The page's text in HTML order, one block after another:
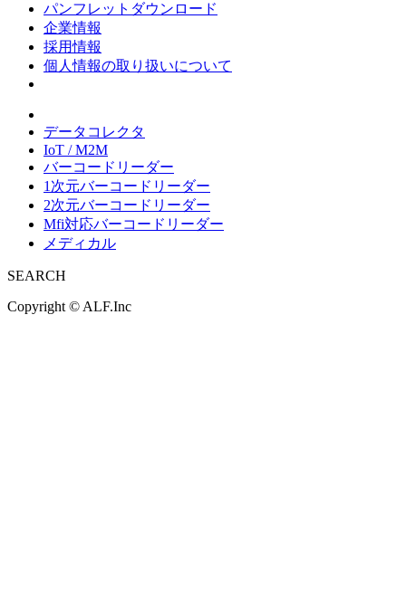
パンフレットダウンロード
企業情報
採用情報
個人情報の取り扱いについて
データコレクタ
IoT / M2M
バーコードリーダー
1次元バーコードリーダー
2次元バーコードリーダー
Mfi対応バーコードリーダー
メディカル
SEARCH
Copyright © ALF.Inc